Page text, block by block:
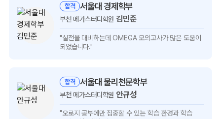
합격 서울대 경제학부
부천 메가스터디학원김민준
"실전을 대비하는데 OMEGA 모의고사가많은 도움이
되었습니다."
합격 서울대 물리천문학부
부천 메가스터디학원 안규성
"오로지 공부에만 집중할 수 있는 학습 환경과 학습